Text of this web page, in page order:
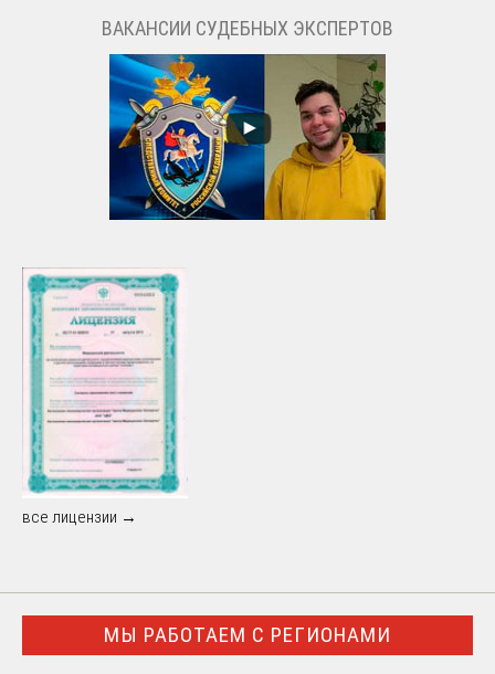
ВАКАНСИИ СУДЕБНЫХ ЭКСПЕРТОВ
все лицензии →
МЫ РАБОТАЕМ С РЕГИОНАМИ